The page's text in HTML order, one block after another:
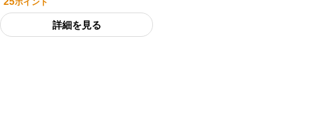
ポイント
詳細を見る